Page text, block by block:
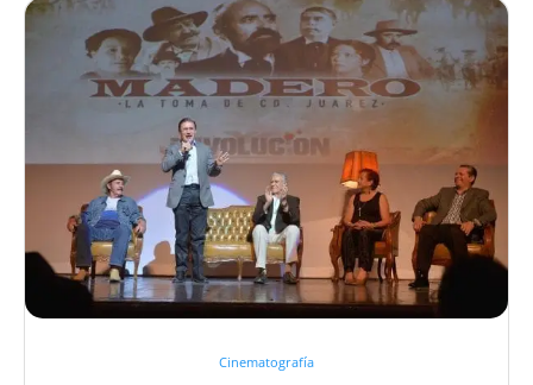
Cinematografía